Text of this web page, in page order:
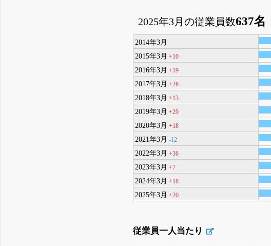
2025年3月の従業員数637名
2014年3月
2015年3月+10
2016年3月+19
2017年3月+26
2018年3月+13
2019年3月+29
2020年3月+18
2021年3月-12
2022年3月+36
2023年3月+7
2024年3月+18
2025年3月+20
従業員一人当たり